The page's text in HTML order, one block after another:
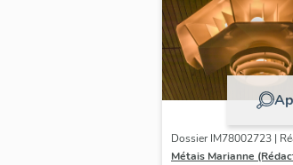
Dossier IM78002723 |
Métais Marianne